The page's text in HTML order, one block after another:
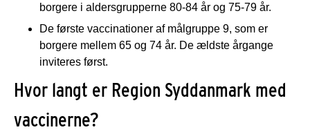
borgere i aldersgrupperne 80-84 år og 75-79 år.
De første vaccinationer af målgruppe 9, som er
borgere mellem 65 og 74 år. De ældste årgange
inviteres først.
Hvor langt er Region Syddanmark med
vaccinerne?